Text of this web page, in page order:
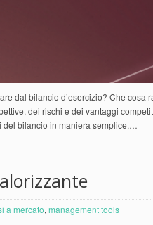
dal bilancio d’esercizio? Che cosa
dei rischi e dei vantaggi
del bilancio in maniera semplice,…
a mercato, management tools